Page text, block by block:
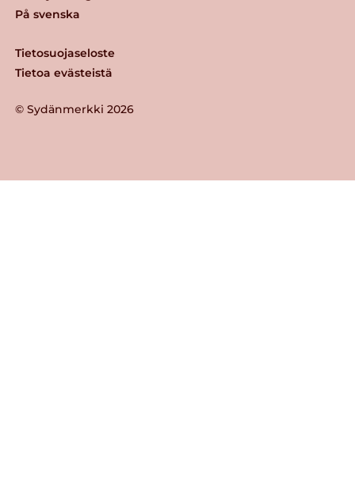
© Sydänmerkki 2026
Tietosuojaseloste
Tietoa evästeistä
På svenska